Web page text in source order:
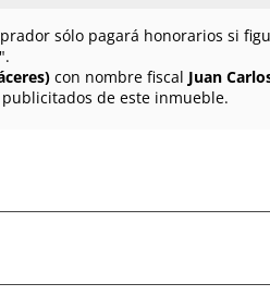
sólo pagará honorarios si
con nombre fiscal Juan
de este inmueble.